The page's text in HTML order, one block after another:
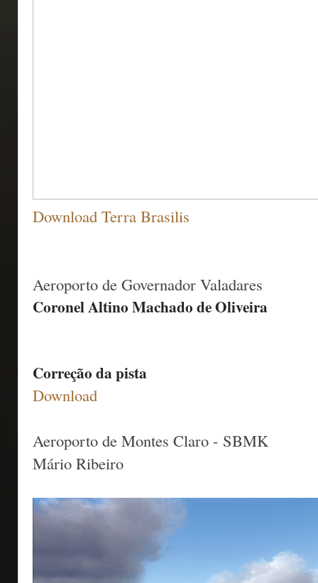
Download Terra Brasilis
Aeroporto de Governador Valadares
Coronel Altino Machado de Oliveira
Correção da pista
Download
Aeroporto de Montes Claro - SBMK
Mário Ribeiro